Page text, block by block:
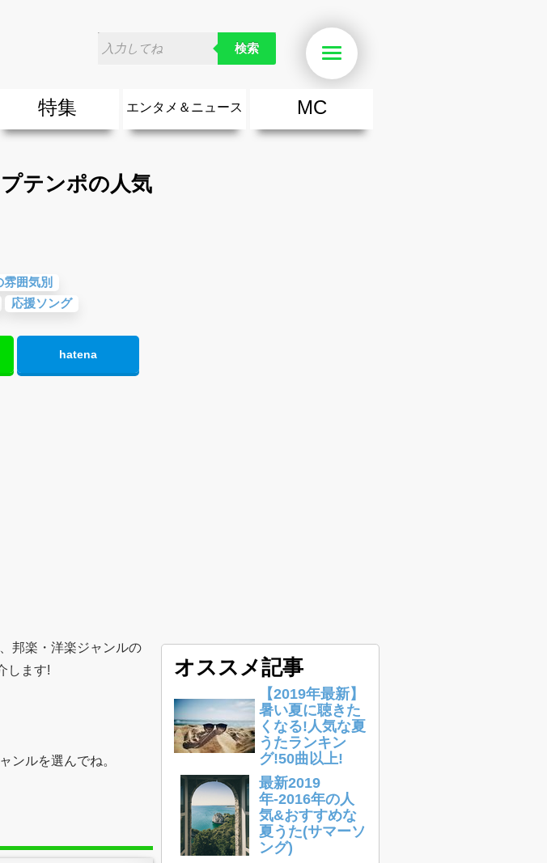
検索
ク)
すすめ
・話題の歌
グ)
ける歌
春ソング
ソング
グ
・流行・おすすめな邦楽＆洋楽
・20代に人気&おすすめな曲
ング 知識に役立つ歌
の歌
グ
が出る曲・明るい曲・楽しい歌・勇気が出る歌
&盛り上がる曲
がとうソング(感謝の歌)
の歌
の歌
・結婚式の曲
気別
人気音楽
楽(リラックス・ヒーリング)
特集
エンタメ
エンタメ＆ニュース
音楽ニュース
エンタメニュース
MC
テンポの人気
雰囲気別
応援ソング
hatena
邦楽・洋楽ジャンルの
します!
ンルを選んでね。
オススメ記事
【2019年最新】
暑い夏に聴きた
くなる!人気な夏
うたランキン
グ!50曲以上!
最新2019
年-2016年の人
気&おすすめな
夏うた(サマーソ
ング)